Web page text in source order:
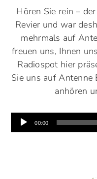
Hören Sie rein –
Revier und war
mehrmals auf
freuen uns, Ihnen
Radiospot hier
Sie uns auf Antenne
anhören
Audio-
Player
00:00